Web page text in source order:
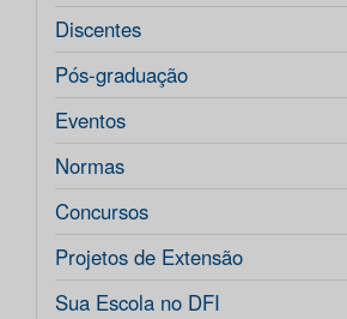
Discentes
Pós-graduação
Eventos
Normas
Concursos
Projetos de Extensão
Sua Escola no DFI